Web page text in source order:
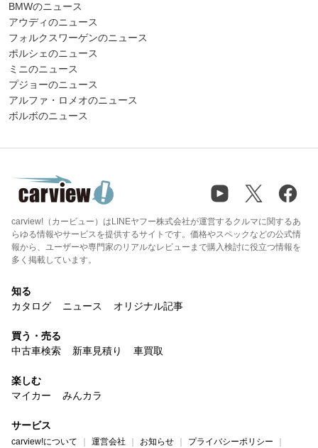
BMWのニュース
アウディのニュース
フォルクスワーゲンのニュース
ポルシェのニュース
ミニのニュース
プジョーのニュース
アルファ・ロメオのニュース
ボルボのニュース
carview!（カービュー）はLINEヤフー株式会社が運営するクルマに関するあ
らゆる情報やサービスを提供するサイトです。価格やスペックなどの公式情
報から、ユーザーや専門家のリアルなレビューまで購入検討に役立つ情報を
多く掲載しています。
知る
カタログ
ニュース オリジナル記事
買う・売る
中古車検索
新車見積り 車買取
楽しむ
マイカー
みんカラ
サービス
carview!について 運営会社 お知らせ
プライバシーポリシー